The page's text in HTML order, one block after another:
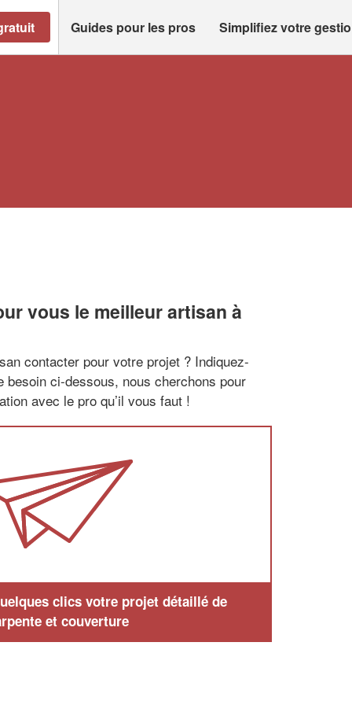
Guides pour les pros Simplifiez votre
vous le meilleur artisan à
contacter pour votre projet ? Indiquez-
besoin ci-dessous, nous cherchons pour
avec le pro qu’il vous faut !
clics votre projet détaillé de
et couverture